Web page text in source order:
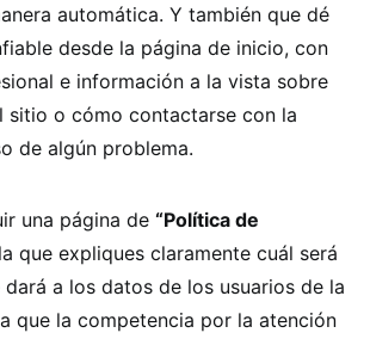
automática. Y también que dé
desde la página de inicio, con
e información a la vista sobre
sitio o cómo contactarse con la
de algún problema.
una página de “Política de
que expliques claramente cuál será
a los datos de los usuarios de la
que la competencia por la atención